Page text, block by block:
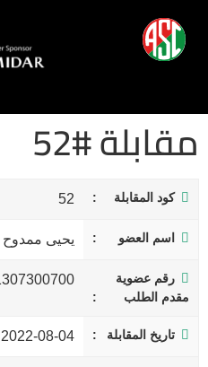
مقابلة #52
كود المقابلة 52
اسم العضو يحيى ممدوح
رقم عضوية
مقدم الطلب
تاريخ المقابلة 2022-08-04